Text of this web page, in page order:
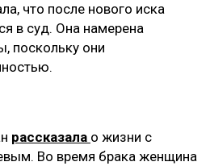
что после нового иска
в суд. Она намерена
поскольку они
рассказала о жизни с
Во время брака женщина